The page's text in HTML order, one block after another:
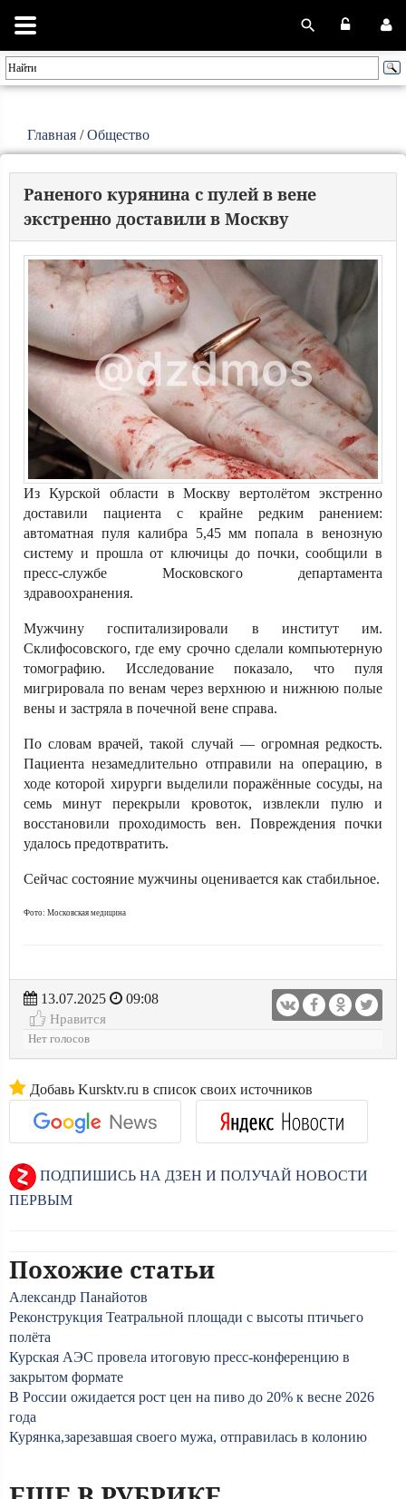
Главная /Общество
Раненого курянина с пулей в вене
экстренно доставили в Москву
Из Курской области в Москву вертолётом экстренно
доставили пациента с крайне редким ранением:
автоматная пуля калибра 5,45 мм попала в венозную
систему и прошла от ключицы до почки, сообщили в
пресс-службе Московского департамента
здравоохранения.
Мужчину госпитализировали в институт им.
Склифосовского, где ему срочно сделали компьютерную
томографию. Исследование показало, что пуля
мигрировала по венам через верхнюю и нижнюю полые
вены и застряла в почечной вене справа.
По словам врачей, такой случай — огромная редкость.
Пациента незамедлительно отправили на операцию, в
ходе которой хирурги выделили поражённые сосуды, на
семь минут перекрыли кровоток, извлекли пулю и
восстановили проходимость вен. Повреждения почки
удалось предотвратить.
Сейчас состояние мужчины оценивается как стабильное.
Фото: Московская медицина
13.07.2025
09:08
Нравится
Нет голосов
Добавь Kursktv.ru в список своих источников
ПОДПИШИСЬ НА ДЗЕН И ПОЛУЧАЙ НОВОСТИ
ПЕРВЫМ
Похожие статьи
Александр Панайотов
Реконструкция Театральной площади с высоты птичьего
полёта
Курская АЭС провела итоговую пресс-конференцию в
закрытом формате
В России ожидается рост цен на пиво до 20% к весне 2026
года
Курянка,зарезавшая своего мужа, отправилась в колонию